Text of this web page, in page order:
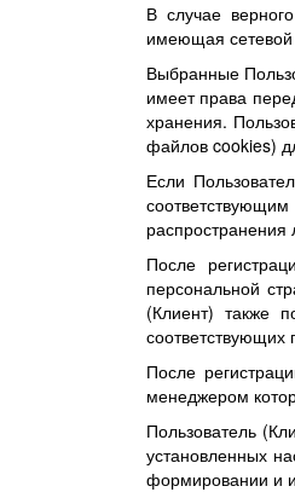
В случае
имеющая сетевой
Выбранные
имеет права
хранения.
файлов cookies)
Если
После
персональной
(Клиент) также
соответствующих
После
менеджером
Пользователь
установленных
формировании и